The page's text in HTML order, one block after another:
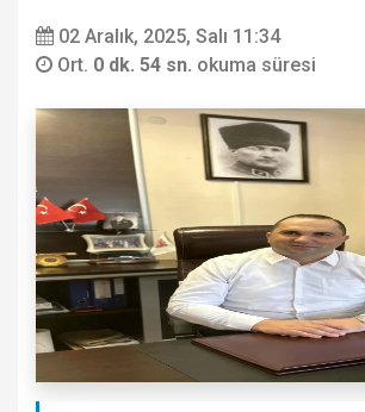
02 Aralık, 2025, Salı 11:34
Ort. 0 dk. 54 sn. okuma süresi